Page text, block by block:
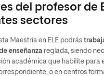
del profesor de
sectores
Maestría en ELE podrás
enseñanza reglada, siendo
académica que habilite para
o en centros